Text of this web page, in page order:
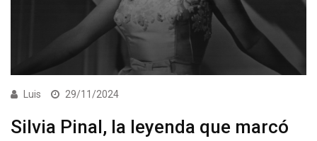
Luis 29/11/2024
Silvia Pinal, la leyenda que marcó